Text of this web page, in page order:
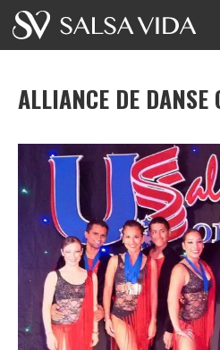
Événements
Actualités
Articles
Vidéos
Glossaire
Boutique
ALLIANCE DE DANSE